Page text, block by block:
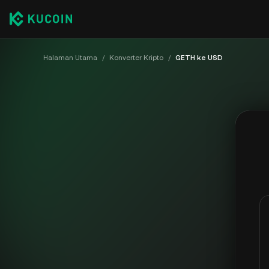
Halaman Utama / Konverter Kripto / GETH ke USD